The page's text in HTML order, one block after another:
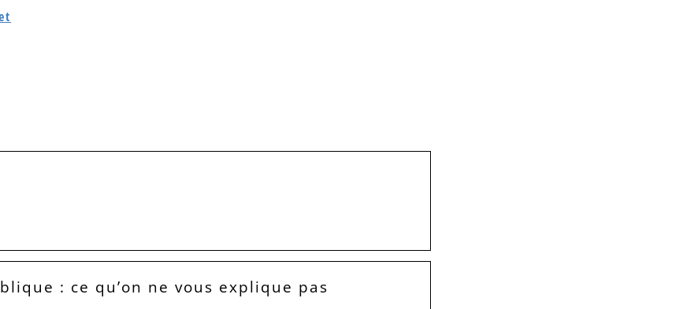
: ce qu’on ne vous explique pas